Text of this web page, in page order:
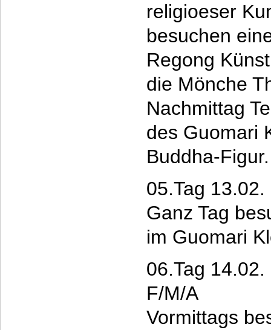
religioeser
besuchen
Regong
die Mönche
Nachmittag
des Guomari
Buddha-Figur.
05.Tag
Ganz Tag
im Guomari
06.Tag
F/M/A
Vormittags